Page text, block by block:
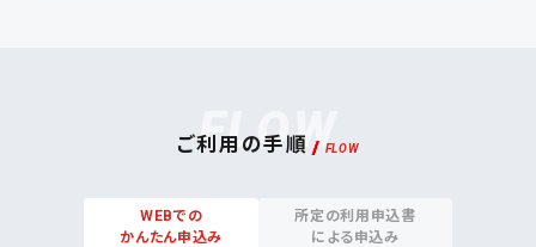
ご利用の手順
FLOW
WEBでの
かんたん申込み
所定の利用申込書
による申込み